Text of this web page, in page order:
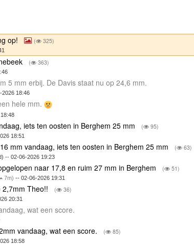
op! ( 325)
( 363)
5 mm erbij. De Davis staat nu op 24,6 mm.
2026 18:46
hele mm.
iets ten oosten in Berghem 25 mm ( 95)
18:51
mm vandaag, iets ten oosten in Berghem 25 mm ( 63)
-- 02-06-2026 19:23
naar 17,8 en ruim 27 mm in Berghem ( 51)
7m) -- 02-06-2026 19:31
2,7mm Theo!! ( 36)
20:31
wat een score.
vandaag, wat een score. ( 85)
18:58